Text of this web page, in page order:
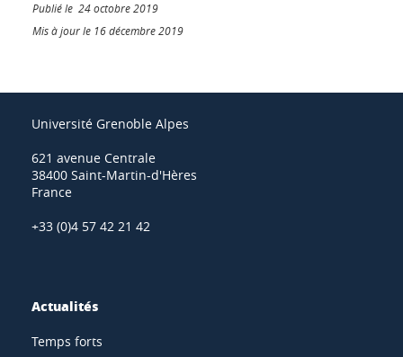
Publié le 24 octobre 2019
Mis à jour le 16 décembre 2019
Université Grenoble Alpes
621 avenue Centrale
38400 Saint-Martin-d'Hères
France
+33 (0)4 57 42 21 42
Actualités
Temps forts